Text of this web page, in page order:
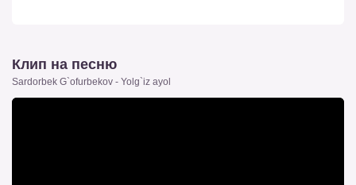
Клип на песню
Sardorbek G`ofurbekov - Yolg`iz ayol